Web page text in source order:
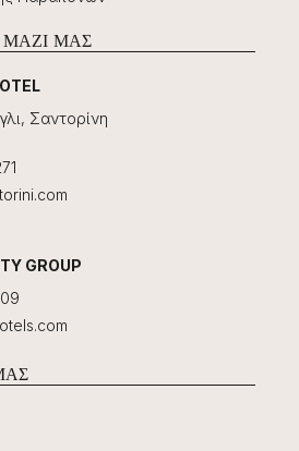
ΜΑΖΊ ΜΑΣ
Σαντορίνη
GROUP